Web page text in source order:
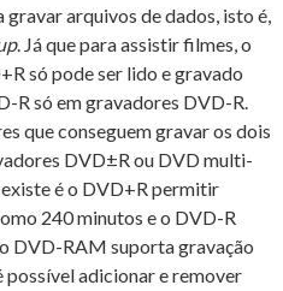
arquivos de dados, isto é,
. Já que para assistir filmes, o
só pode ser lido e gravado
R só em gravadores DVD-R.
que conseguem gravar os dois
DVD±R ou DVD multi-
é o DVD+R permitir
240 minutos e o DVD-R
DVD-RAM suporta gravação
possível adicionar e remover